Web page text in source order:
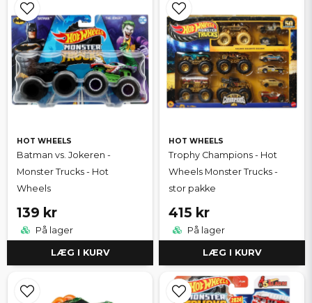
HOT WHEELS
Batman vs. Jokeren -
Monster Trucks - Hot
Wheels
139 kr
På lager
LÆG I KURV
HOT WHEELS
Trophy Champions - Hot
Wheels Monster Trucks -
stor pakke
415 kr
På lager
LÆG I KURV